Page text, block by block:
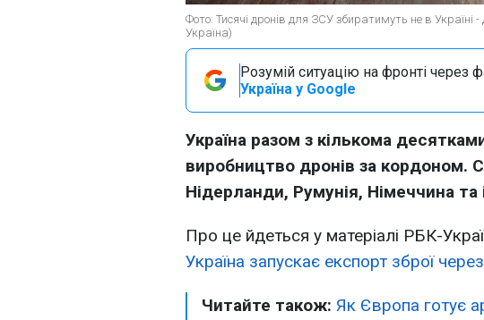
Фото: Тисячі дронів для ЗСУ збиратимуть не в Україні
Україна)
Розумій ситуацію на фронті через
Україна у Google
Україна разом з кількома
виробництво дронів за кордоном.
Нідерланди, Румунія, Німеччина та
Про це йдеться у матеріалі РБК-
Україна запускає експорт зброї
Читайте також: Як Європа готує